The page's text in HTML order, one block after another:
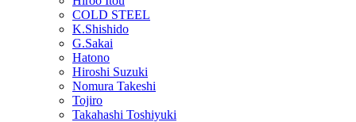
COLD STEEL
K.Shishido
G.Sakai
Hatono
Hiroshi Suzuki
Nomura Takeshi
Tojiro
Takahashi Toshiyuki